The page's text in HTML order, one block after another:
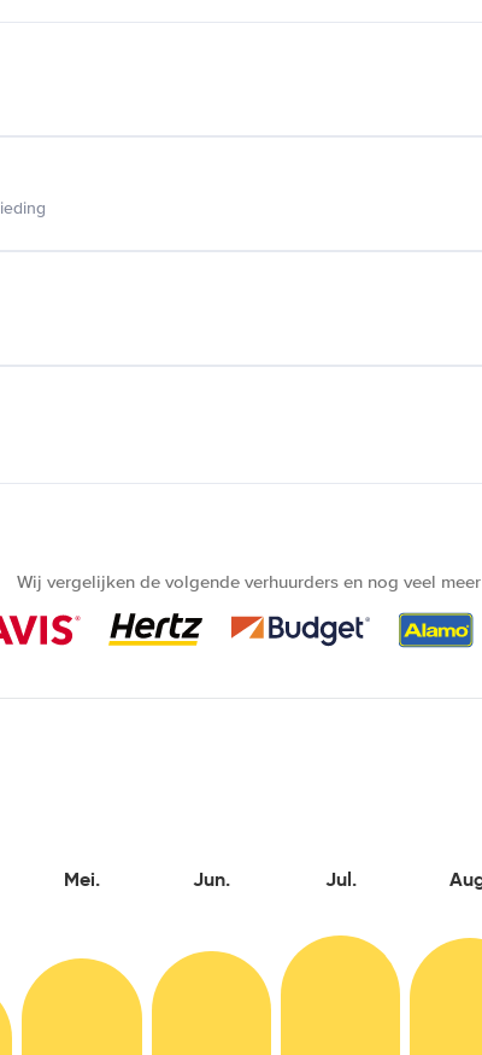
Wij vergelijken de volgende verhuurders en nog veel
Mei. Jun. Jul.